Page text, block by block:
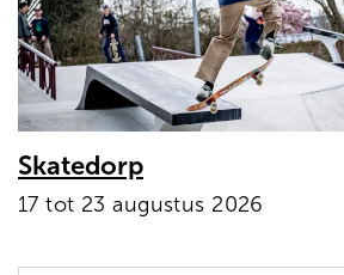
Skatedorp
17 tot 23 augustus 2026